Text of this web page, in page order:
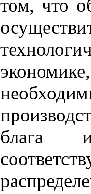
том, что
блага